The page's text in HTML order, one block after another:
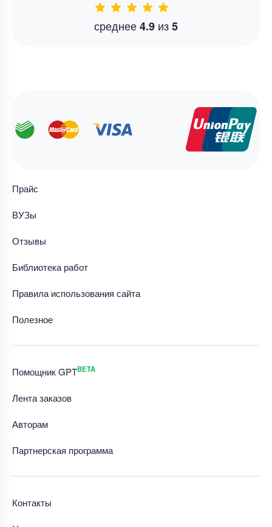
среднее4.9 из5
Прайс
ВУЗы
Отзывы
Библиотека работ
Правила использования сайта
Полезное
Помощник GPTBETA
Лента заказов
Авторам
Партнерская программа
Контакты